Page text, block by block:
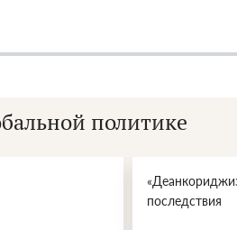
политике
последствия